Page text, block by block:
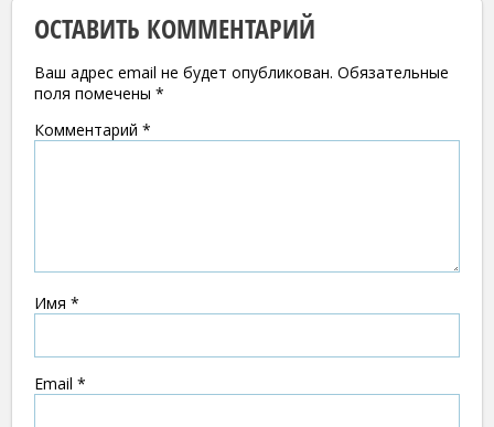
ОСТАВИТЬ КОММЕНТАРИЙ
Ваш адрес email не будет опубликован. Обязательные
поля помечены *
Комментарий *
Имя *
Email *